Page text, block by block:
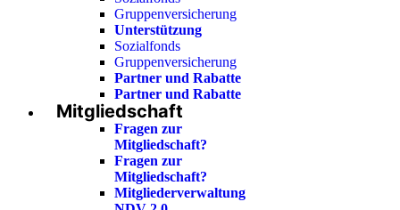
Gruppenversicherung
Unterstützung
Sozialfonds
Gruppenversicherung
Partner und Rabatte
Partner und Rabatte
Mitgliedschaft
Fragen zur
Mitgliedschaft?
Fragen zur
Mitgliedschaft?
Mitgliederverwaltung